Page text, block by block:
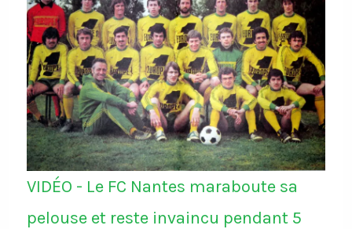
VIDÉO - Le FC Nantes maraboute sa
pelouse et reste invaincu pendant 5